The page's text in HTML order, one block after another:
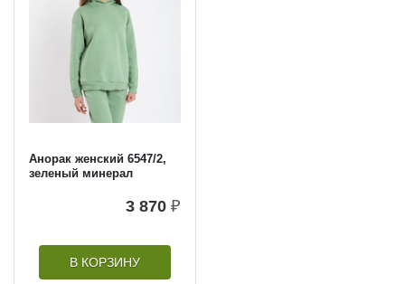
Анорак женский 6547/2,
зеленый минерал
3 870 ₽
В КОРЗИНУ